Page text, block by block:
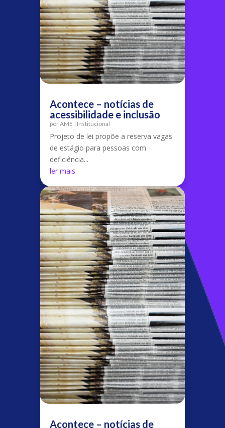
Acontece – notícias de
acessibilidade e inclusão
porAME | Institucional
Projeto de lei propõe a reserva vagas
de estágio para pessoas com
deficiência...
ler mais
Acontece – notícias de